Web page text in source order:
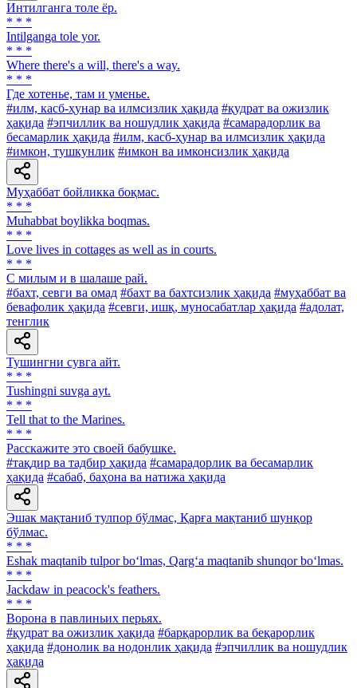
Интилганга толе ёр.
* * *
Intilganga tole yor.
* * *
Where there's a will, there's a way.
* * *
Где хотенье, там и уменье.
#илм, касб-ҳунар ва илмсизлик ҳақида #қудрат ва ожизлик
ҳақида #эпчиллик ва ношудлик ҳақида #самарадорлик ва
бесамарлик ҳақида #илм, касб-ҳунар ва илмсизлик ҳақида
#имкон, тушкунлик #имкон ва имконсизлик ҳақида
Муҳаббат бойликка боқмас.
* * *
Muhabbat boylikka boqmas.
* * *
Love lives in cottages as well as in courts.
* * *
С милым и в шалаше рай.
#бахт, севги ва омад #бахт ва бахтсизлик ҳақида #муҳаббат ва
бевафолик ҳақида #севги, ишқ, муносабатлар ҳақида #адолат,
тенглик
Тушингни сувга айт.
* * *
Tushingni suvga ayt.
* * *
Tell that to the Marines.
* * *
Расскажите это своей бабушке.
#тақдир ва тадбир ҳақида #самарадорлик ва бесамарлик
ҳақида #сабаб, баҳона ва натижа ҳақида
Эшак мақтаниб тулпор бўлмас, Қарға мақтаниб шунқор
бўлмас.
* * *
Eshak maqtanib tulpor bo‘lmas, Qarg‘a maqtanib shunqor bo‘lmas.
* * *
Jackdaw in peacock's feathers.
* * *
Ворона в павлиньих перьях.
#қудрат ва ожизлик ҳақида #барқарорлик ва беқарорлик
ҳақида #донолик ва нодонлик ҳақида #эпчиллик ва ношудлик
ҳақида